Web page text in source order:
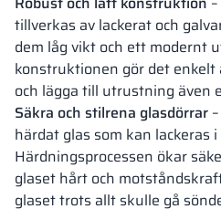
tillverkas av lackerat och
dem låg vikt och ett modernt
konstruktionen gör det enkelt
och lägga till utrustning även
Säkra och stilrena glasdörrar
härdat glas som kan lackeras
Härdningsprocessen ökar
glaset hårt och
glaset trots allt skulle gå